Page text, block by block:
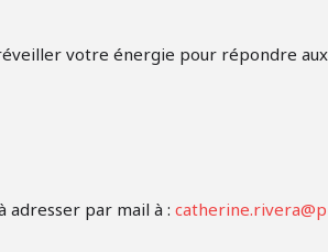
votre énergie pour répondre
adresser par mail à : catherine.rivera@